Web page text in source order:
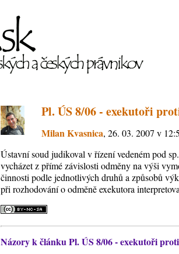
Pl. ÚS 8/06 - exekutoři
Milan Kvasnica, 26. 03. 2007 v
Ústavní soud judikoval v řízení vedeném pod
vycházet z přímé závislosti odměny na výši
činnosti podle jednotlivých druhů a způsobů
při rozhodování o odměně exekutora
Názory k článku Pl. ÚS 8/06 - exekutoři